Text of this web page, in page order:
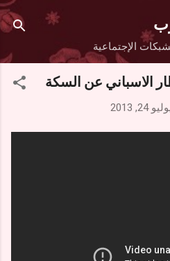
الرئيسي
الإجتماعية
الاسباني عن السكة
24, 2013